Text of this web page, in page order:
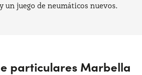
un juego de neumáticos nuevos.
particulares Marbella